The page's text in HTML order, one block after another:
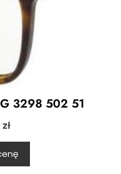
3298 502 51
zł